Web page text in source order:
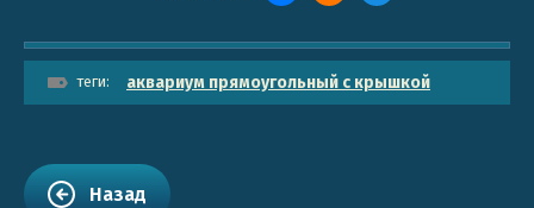
теги: аквариум прямоугольный с крышкой
Назад